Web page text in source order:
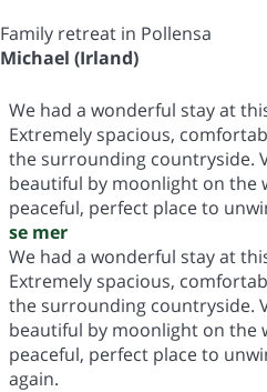
Family retreat in Pollensa
Michael (Irland)
We had a wonderful stay at
Extremely spacious,
the surrounding countryside.
beautiful by moonlight on the
peaceful, perfect place to
se mer
We had a wonderful stay at
Extremely spacious,
the surrounding countryside.
beautiful by moonlight on the
peaceful, perfect place to
again.